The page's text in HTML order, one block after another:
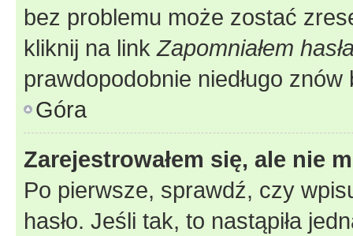
bez problemu może zostać
kliknij na linkZapomniałem
prawdopodobnie niedługo
Góra
Zarejestrowałem się, ale nie
Po pierwsze, sprawdź, czy
hasło. Jeśli tak, to nastąpiła